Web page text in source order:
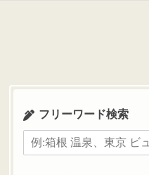
フリーワード検索